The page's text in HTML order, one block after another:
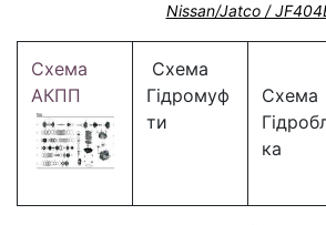
Nissan/Jatco /
Схема
АКПП
Схема
Гідромуф
ти
Схема
ка